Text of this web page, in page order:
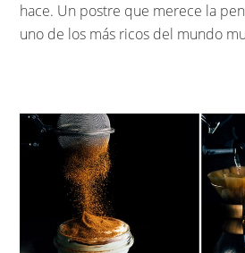
hace. Un postre que merece la
uno de los más ricos del mundo